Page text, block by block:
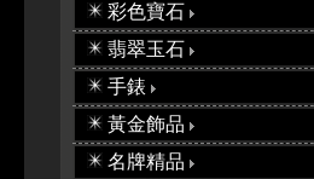
彩色寶石
翡翠玉石
手錶
黃金飾品
名牌精品